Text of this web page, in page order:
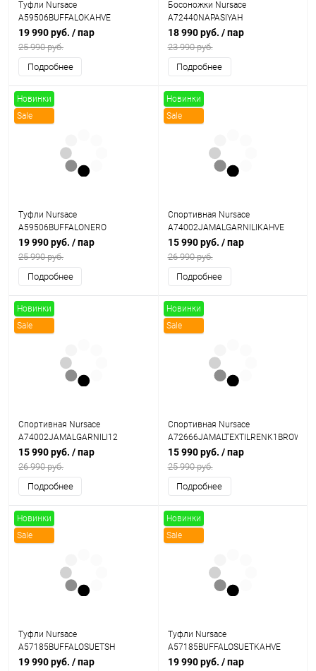
Туфли Nursace
A59506BUFFALOKAHVE
19 990 руб. / пар
25 990 руб.
Подробнее
Босоножки Nursace
A72440NAPASIYAH
18 990 руб. / пар
23 990 руб.
Подробнее
Новинки
Sale
Туфли Nursace
A59506BUFFALONERO
19 990 руб. / пар
25 990 руб.
Подробнее
Новинки
Sale
Спортивная Nursace
A74002JAMALGARNILIKAHVE
15 990 руб. / пар
26 990 руб.
Подробнее
Новинки
Sale
Спортивная Nursace
A74002JAMALGARNILI12
15 990 руб. / пар
26 990 руб.
Подробнее
Новинки
Sale
Спортивная Nursace
A72666JAMALTEXTILRENK1BROWN
15 990 руб. / пар
25 990 руб.
Подробнее
Новинки
Sale
Туфли Nursace
A57185BUFFALOSUETSH
19 990 руб. / пар
Новинки
Sale
Туфли Nursace
A57185BUFFALOSUETKAHVE
19 990 руб. / пар